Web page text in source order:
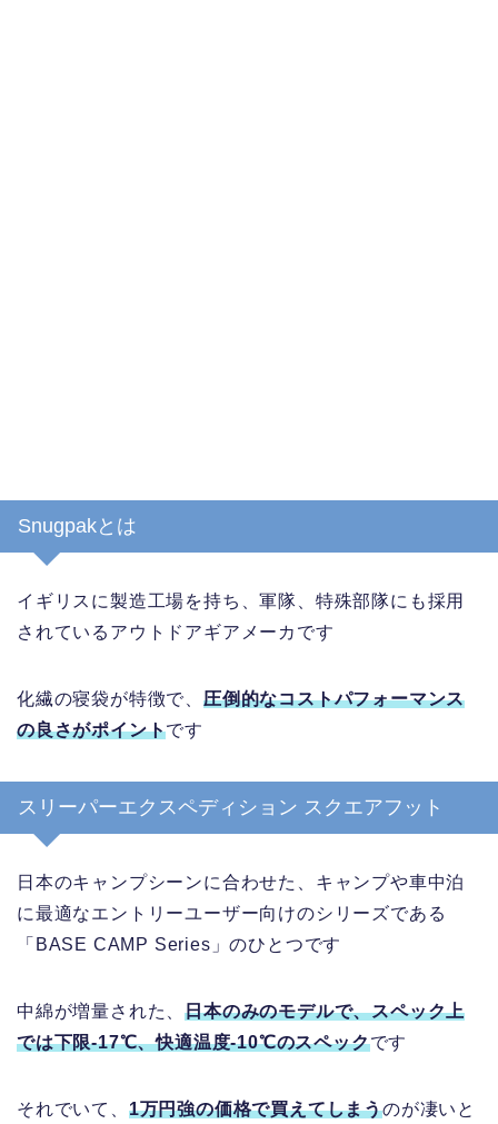
Snugpakとは
イギリスに製造工場を持ち、軍隊、特殊部隊にも採用
されているアウトドアギアメーカです
化繊の寝袋が特徴で、 圧倒的なコストパフォーマンス
の良さがポイントです
スリーパーエクスペディション スクエアフット
日本のキャンプシーンに合わせた、キャンプや車中泊
に最適なエントリーユーザー向けのシリーズである
「BASE CAMP Series」のひとつです
中綿が増量された、日本のみのモデルで、スペック上
では下限-17℃、快適温度-10℃のスペックです
それでいて、 1万円強の価格で買えてしまうのが凄いと